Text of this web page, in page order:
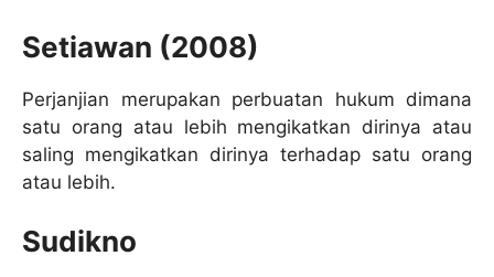
Setiawan (2008)
Perjanjian merupakan perbuatan hukum dimana
satu orang atau lebih mengikatkan dirinya atau
saling mengikatkan dirinya terhadap satu orang
atau lebih.
Sudikno